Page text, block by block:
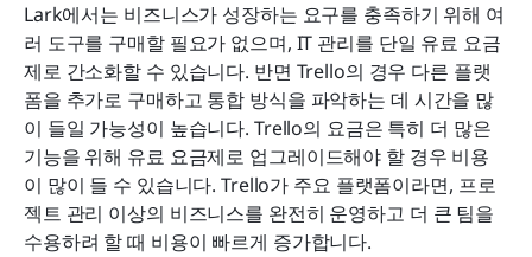
Lark에서는 비즈니스가 성장하는 요구를 충족하기 위해 여
러 도구를 구매할 필요가 없으며, IT 관리를 단일 유료 요금
제로 간소화할 수 있습니다. 반면 Trello의 경우 다른 플랫
폼을 추가로 구매하고 통합 방식을 파악하는 데 시간을 많
이 들일 가능성이 높습니다. Trello의 요금은 특히 더 많은
기능을 위해 유료 요금제로 업그레이드해야 할 경우 비용
이 많이 들 수 있습니다. Trello가 주요 플랫폼이라면, 프로
젝트 관리 이상의 비즈니스를 완전히 운영하고 더 큰 팀을
수용하려 할 때 비용이 빠르게 증가합니다.